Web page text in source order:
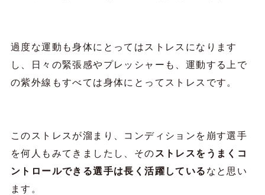
過度な運動も身体にとってはストレスになります
し、日々の緊張感やプレッシャーも、運動する上で
の紫外線もすべては身体にとってストレスです。
このストレスが溜まり、コンディションを崩す選手
を何人もみてきましたし、その ストレスをうまくコ
ントロールできる選手は長く活躍している なと思い
ます。